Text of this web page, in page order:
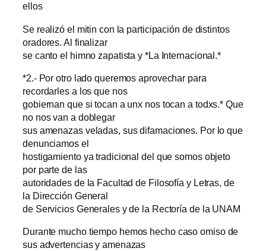
ellos
Se realizó el mitin con la participación de distintos
oradores. Al finalizar
se canto el himno zapatista y *La Internacional.*
*2.- Por otro lado queremos aprovechar para
recordarles a los que nos
gobiernan que si tocan a unx nos tocan a todxs.* Que
no nos van a doblegar
sus amenazas veladas, sus difamaciones. Por lo que
denunciamos el
hostigamiento ya tradicional del que somos objeto
por parte de las
autoridades de la Facultad de Filosofía y Letras, de
la Dirección General
de Servicios Generales y de la Rectoría de la UNAM
Durante mucho tiempo hemos hecho caso omiso de
sus advertencias y amenazas